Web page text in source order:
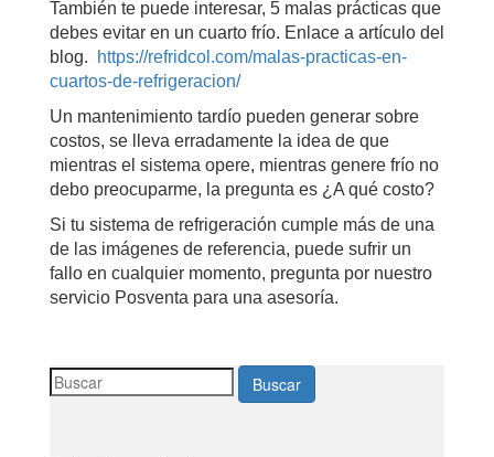
También te puede interesar, 5 malas prácticas que
debes evitar en un cuarto frío. Enlace a artículo del
blog.
https://refridcol.com/malas-practicas-en-
cuartos-de-refrigeracion/
Un mantenimiento tardío pueden generar sobre
costos, se lleva erradamente la idea de que
mientras el sistema opere, mientras genere frío no
debo preocuparme, la pregunta es ¿A qué costo?
Si tu sistema de refrigeración cumple más de una
de las imágenes de referencia, puede sufrir un
fallo en cualquier momento, pregunta por nuestro
servicio Posventa para una asesoría.
Buscar